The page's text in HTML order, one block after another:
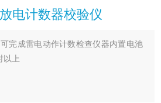
电计数器校验仪
完成雷电动作计数检查仪器内置电池
以上